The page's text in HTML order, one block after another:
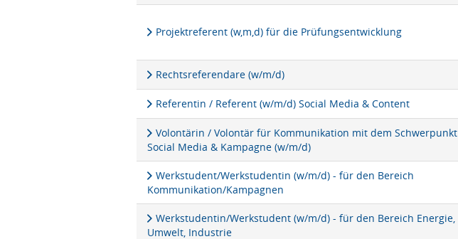
Projektreferent (w,m,d) für die Prüfungsentwicklung
Rechtsreferendare (w/m/d)
Referentin / Referent (w/m/d) Social Media & Content
Volontärin / Volontär für Kommunikation mit dem Schwerpunkt
Social Media & Kampagne (w/m/d)
Werkstudent/Werkstudentin (w/m/d) - für den Bereich
Kommunikation/Kampagnen
Werkstudentin/Werkstudent (w/m/d) - für den Bereich Energie,
Umwelt, Industrie